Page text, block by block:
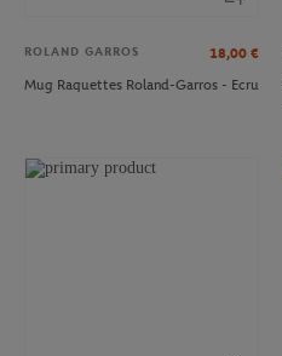
ROLAND GARROS 18,00 €
Mug Raquettes Roland-Garros - Ecru